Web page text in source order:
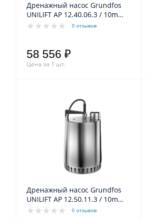
Дренажный насос Grundfos
UNILIFT AP 12.40.06.3 / 10m
0,9/0,6kW 1,6A 3x400V 50Hz
0 отзывов
58 556 ₽
Цена за 1 шт.
Дренажный насос Grundfos
UNILIFT AP 12.50.11.3 / 10m
1,7/1,2 kW 3,2 A 3x400V 50Hz
0 отзывов